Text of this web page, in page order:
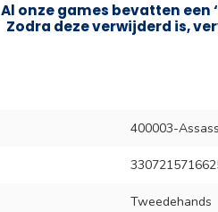
Al onze games bevatten een
Zodra deze verwijderd is,
400003-
Tweedehands